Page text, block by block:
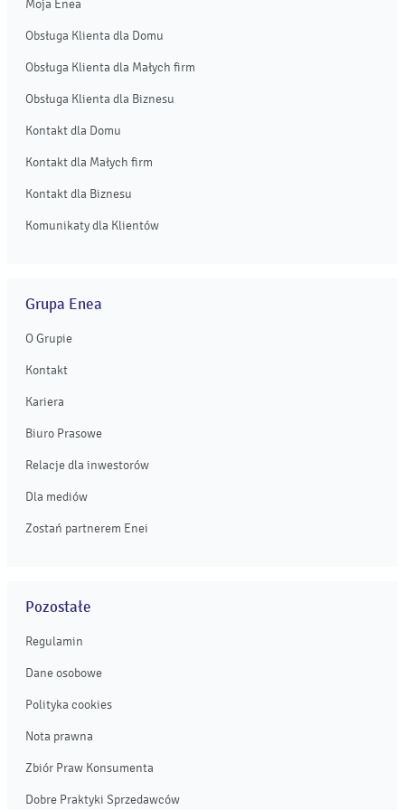
Moja Enea
Obsługa Klienta dla Domu
Obsługa Klienta dla Małych firm
Obsługa Klienta dla Biznesu
Kontakt dla Domu
Kontakt dla Małych firm
Kontakt dla Biznesu
Komunikaty dla Klientów
Grupa Enea
O Grupie
Kontakt
Kariera
Biuro Prasowe
Relacje dla inwestorów
Dla mediów
Zostań partnerem Enei
Pozostałe
Regulamin
Dane osobowe
Polityka cookies
Nota prawna
Zbiór Praw Konsumenta
Dobre Praktyki Sprzedawców